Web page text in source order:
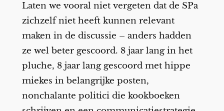
Laten we vooral niet vergeten dat de SPa
zichzelf niet heeft kunnen relevant
maken in de discussie – anders hadden
ze wel beter gescoord. 8 jaar lang in het
pluche, 8 jaar lang gescoord met hippe
miekes in belangrijke posten,
nonchalante politici die kookboeken